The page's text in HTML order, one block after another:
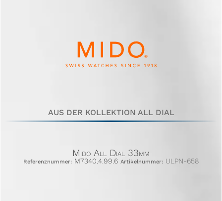
AUS DER KOLLEKTION ALL DIAL
Mido All Dial 33mm
Referenznummer: M7340.4.99.6 Artikelnummer:ULPN-658